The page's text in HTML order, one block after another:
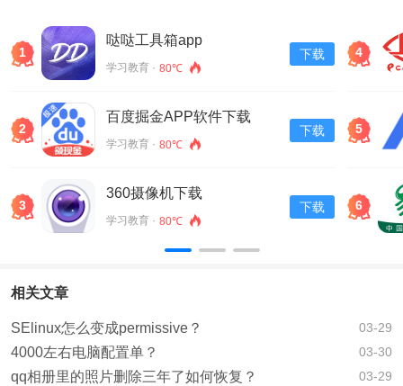
1
哒哒工具箱app
学习教育 · 80℃
下载
2
百度掘金APP软件下载
学习教育 · 80℃
下载
3
360摄像机下载
学习教育 · 80℃
下载
4
5
6
相关文章
SElinux怎么变成permissive？ 03-29
4000左右电脑配置单？ 03-30
qq相册里的照片删除三年了如何恢复？ 03-29